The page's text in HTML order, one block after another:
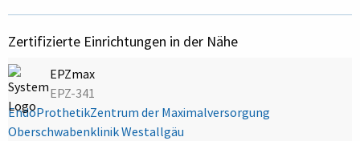
Zertifizierte Einrichtungen in der Nähe
EPZmax
EPZ-341
EndoProthetikZentrum der Maximalversorgung
Oberschwabenklinik Westallgäu